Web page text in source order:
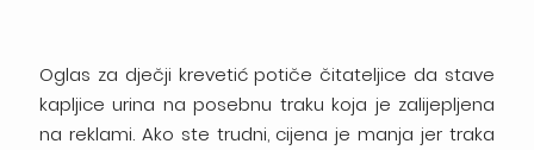
Oglas za dječji krevetić potiče čitateljice da stave
kapljice urina na posebnu traku koja je zalijepljena
na reklami. Ako ste trudni, cijena je manja jer traka